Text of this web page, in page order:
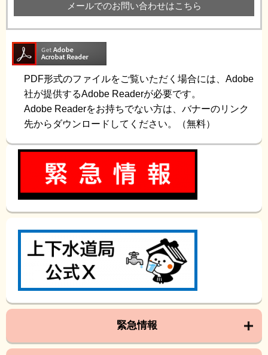
メールでのお問い合わせはこちら
PDF形式のファイルをご覧いただく場合には、Adobe
社が提供するAdobe Readerが必要です。
Adobe Readerをお持ちでない方は、バナーのリンク
先からダウンロードしてください。（無料）
緊急情報